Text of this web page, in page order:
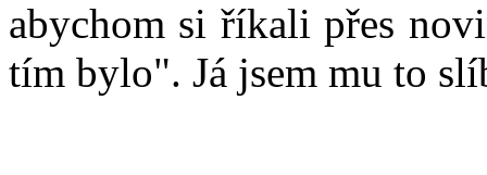
abychom si říkali přes
tím bylo". Já jsem mu to